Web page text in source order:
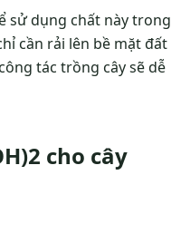
sử dụng chất này trong
cần rải lên bề mặt đất
tác trồng cây sẽ dễ
cho cây